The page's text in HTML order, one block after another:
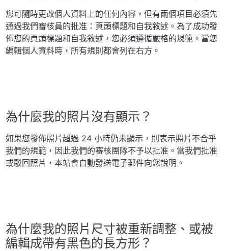
您可隨時更改個人資料上的任何內容，但有兩個項目必須先
通過我們審核員的批准：頁頭標題和自我敘述。為了成功發
佈您的頁頭標題和自我敘述，您必須遵循嚴格的規範。當您
編輯個人資料時，所有規則都會列在右方。
為什麼我的照片沒有顯示？
如果您發佈照片超過 24 小時仍未顯示，則表示照片不合乎
我們的規範，因此我們的審核團隊不予以批准。當我們批准
或駁回照片，本站會自動發送電子郵件向您說明。
為什麼我的照片尺寸被重新調整、或被
編輯成帶有黑色的長方形？